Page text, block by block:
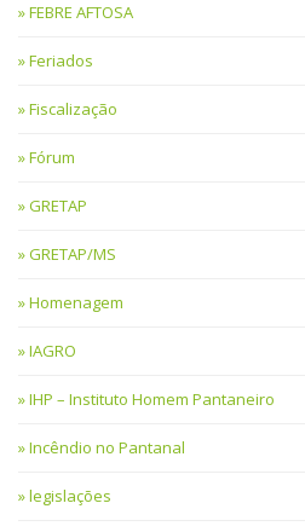
FEBRE AFTOSA
Feriados
Fiscalização
Fórum
GRETAP
GRETAP/MS
Homenagem
IAGRO
IHP – Instituto Homem Pantaneiro
Incêndio no Pantanal
legislações